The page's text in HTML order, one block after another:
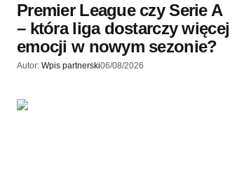
Premier League czy Serie A
– która liga dostarczy więcej
emocji w nowym sezonie?
Autor: Wpis partnerski06/08/2026